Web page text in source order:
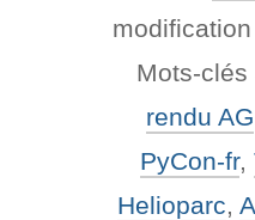
modification
Mots-clés
rendu AG
PyCon-fr,
Helioparc,